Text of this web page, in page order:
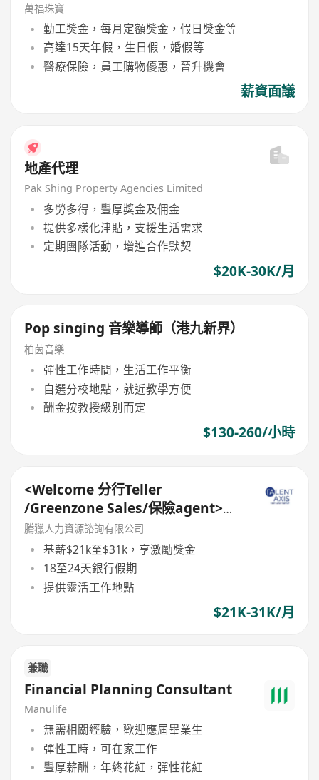
萬福珠寶
勤工獎金，每月定額獎金，假日獎金等
高達15天年假，生日假，婚假等
醫療保險，員工購物優惠，晉升機會
薪資面議
地產代理
Pak Shing Property Agencies Limited
多勞多得，豐厚獎金及佣金
提供多樣化津貼，支援生活需求
定期團隊活動，增進合作默契
$20K-30K/月
Pop singing 音樂導師（港九新界）
柏茵音樂
彈性工作時間，生活工作平衡
自選分校地點，就近教學方便
酬金按教授級別而定
$130-260/小時
<Welcome 分行Teller
/Greenzone Sales/保險agent>
General Banking Manager
騰獵人力資源諮詢有限公司
基薪$21k至$31k，享激勵獎金
18至24天銀行假期
提供靈活工作地點
$21K-31K/月
兼職
Financial Planning Consultant
Manulife
無需相關經驗，歡迎應屆畢業生
彈性工時，可在家工作
豐厚薪酬，年終花紅，彈性花紅